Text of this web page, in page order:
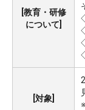
[教育・研修
について]
[対象]